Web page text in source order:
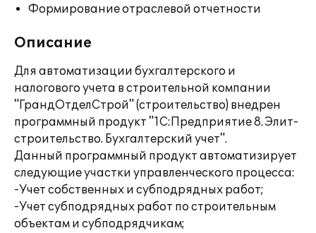
Формирование отраслевой отчетности
Описание
Для автоматизации бухгалтерского и
налогового учета в строительной компании
"ГрандОтделСтрой" (строительство) внедрен
программный продукт "1C:Предприятие 8. Элит-
строительство. Бухгалтерский учет".
Данный программный продукт автоматизирует
следующие участки управленческого процесса:
-Учет собственных и субподрядных работ;
-Учет субподрядных работ по строительным
объектам и субподрядчикам;